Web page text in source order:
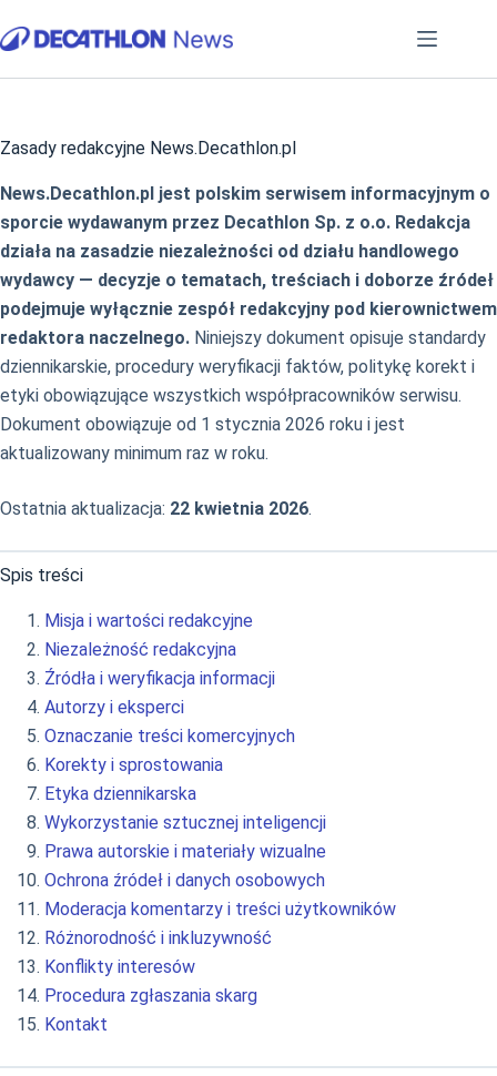
do
Zasady redakcyjne News.Decathlon.pl
News.Decathlon.pl jest polskim serwisem informacyjnym o
sporcie wydawanym przez Decathlon Sp. z o.o. Redakcja
działa na zasadzie niezależności od działu handlowego
wydawcy — decyzje o tematach, treściach i doborze źródeł
podejmuje wyłącznie zespół redakcyjny pod kierownictwem
redaktora naczelnego. Niniejszy dokument opisuje standardy
dziennikarskie, procedury weryfikacji faktów, politykę korekt i
etyki obowiązujące wszystkich współpracowników serwisu.
Dokument obowiązuje od 1 stycznia 2026 roku i jest
aktualizowany minimum raz w roku.
Ostatnia aktualizacja: 22 kwietnia 2026.
Spis treści
Misja i wartości redakcyjne
Niezależność redakcyjna
Źródła i weryfikacja informacji
Autorzy i eksperci
Oznaczanie treści komercyjnych
Korekty i sprostowania
Etyka dziennikarska
Wykorzystanie sztucznej inteligencji
Prawa autorskie i materiały wizualne
Ochrona źródeł i danych osobowych
Moderacja komentarzy i treści użytkowników
Różnorodność i inkluzywność
Konflikty interesów
Procedura zgłaszania skarg
Kontakt